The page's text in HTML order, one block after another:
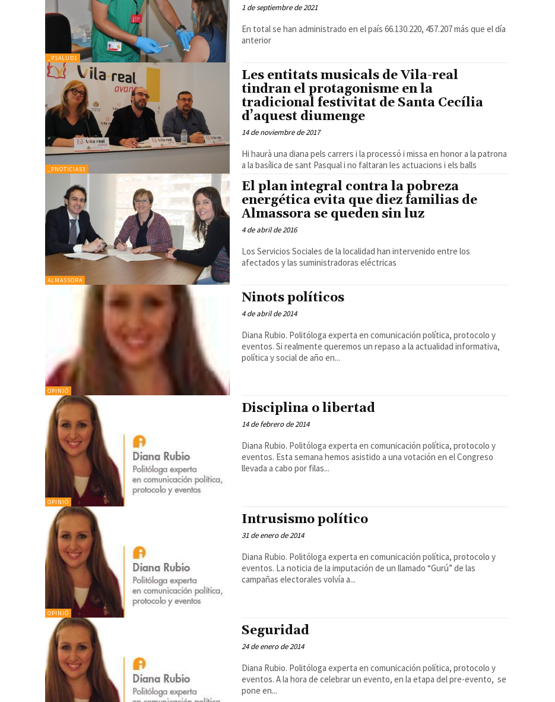
_PSALUD1
1 de septiembre de 2021
En total se han administrado en el país 66.130.220, 457.207 más que el día
anterior
_PNOTICIAS3
Les entitats musicals de Vila-real
tindran el protagonisme en la
tradicional festivitat de Santa Cecília
d’aquest diumenge
14 de noviembre de 2017
Hi haurà una diana pels carrers i la processó i missa en honor a la patrona
a la basílica de sant Pasqual i no faltaran les actuacions i els balls
ALMASSORA
El plan integral contra la pobreza
energética evita que diez familias de
Almassora se queden sin luz
4 de abril de 2016
Los Servicios Sociales de la localidad han intervenido entre los
afectados y las suministradoras eléctricas
OPINIÓ
Ninots políticos
4 de abril de 2014
Diana Rubio. Politóloga experta en comunicación política, protocolo y
eventos. Si realmente queremos un repaso a la actualidad informativa,
política y social de año en...
OPINIÓ
Disciplina o libertad
14 de febrero de 2014
Diana Rubio. Politóloga experta en comunicación política, protocolo y
eventos. Esta semana hemos asistido a una votación en el Congreso
llevada a cabo por filas...
OPINIÓ
Intrusismo político
31 de enero de 2014
Diana Rubio. Politóloga experta en comunicación política, protocolo y
eventos. La noticia de la imputación de un llamado “Gurú” de las
campañas electorales volvía a...
Seguridad
24 de enero de 2014
Diana Rubio. Politóloga experta en comunicación política, protocolo y
eventos. A la hora de celebrar un evento, en la etapa del pre-evento, se
pone en...